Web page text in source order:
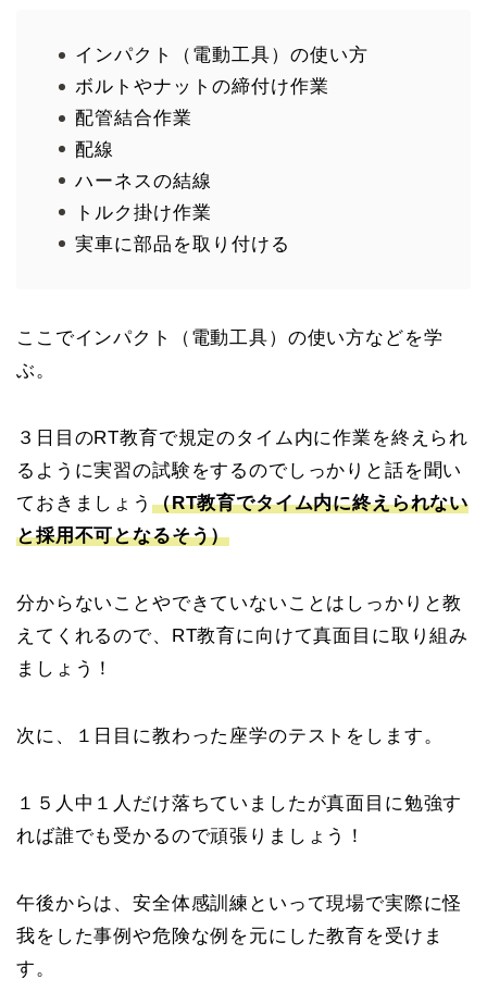
インパクト（電動工具）の使い方
ボルトやナットの締付け作業
配管結合作業
配線
ハーネスの結線
トルク掛け作業
実車に部品を取り付ける
ここでインパクト（電動工具）の使い方などを学
ぶ。
３日目のRT教育で規定のタイム内に作業を終えられ
るように実習の試験をするのでしっかりと話を聞い
ておきましょう （RT教育でタイム内に終えられない
と採用不可となるそう）
分からないことやできていないことはしっかりと教
えてくれるので、RT教育に向けて真面目に取り組み
ましょう！
次に、１日目に教わった座学のテストをします。
１５人中１人だけ落ちていましたが真面目に勉強す
れば誰でも受かるので頑張りましょう！
午後からは、安全体感訓練といって現場で実際に怪
我をした事例や危険な例を元にした教育を受けま
す。